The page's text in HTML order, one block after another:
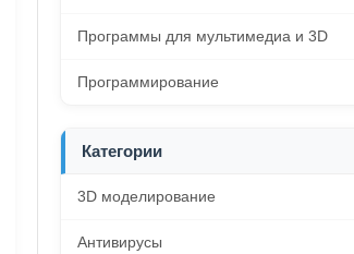
Программы для мультимедиа и 3D
Программирование
Категории
3D моделирование
Антивирусы